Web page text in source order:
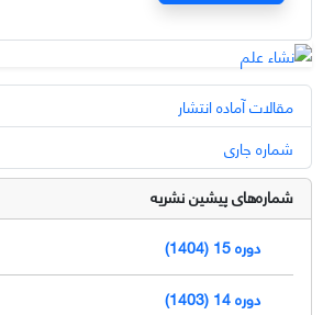
مقالات آماده انتشار
شماره جاری
شماره‌های پیشین نشریه
دوره 15 (1404)
دوره 14 (1403)